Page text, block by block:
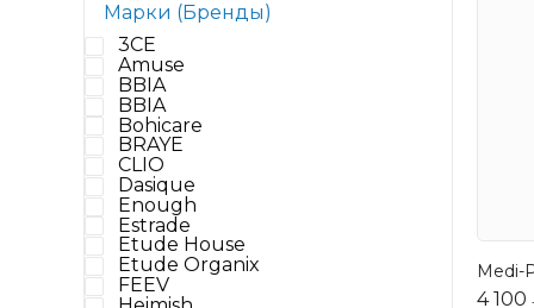
Марки (Бренды)
3CE
Amuse
BBIA
BBIA
Bohicare
BRAYE
CLIO
Dasique
Enough
Estrade
Etude House
Etude Organix
FEEV
Medi-
4 100